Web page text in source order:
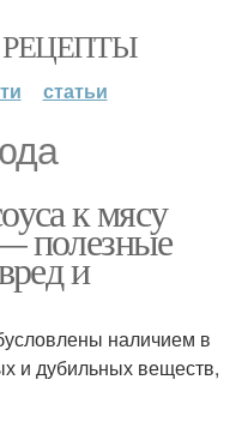
статьи
к мясу
полезные
и
наличием в
и дубильных веществ,